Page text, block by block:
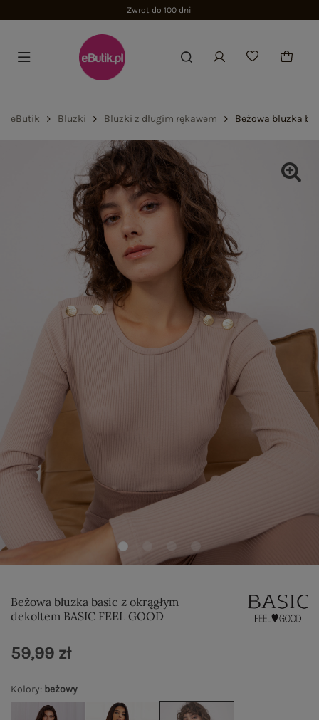
Zwrot do 100 dni
eButik Bluzki Bluzki z długim rękawem Beżowa bluzka
Beżowa bluzka basic z okrągłym
dekoltem BASIC FEEL GOOD
Kolory: beżowy
59,99 zł